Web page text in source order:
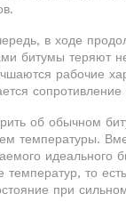
в ходе
битумы теряют
рабочие
об обычном
температуры.
идеального
температур, то
при